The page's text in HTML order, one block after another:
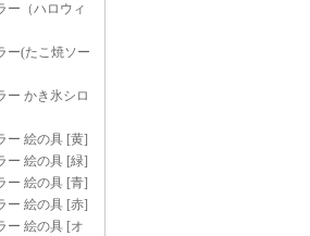
ー（ハロウィ
ー(たこ焼ソー
ー かき氷シロ
ー 絵の具 [黄]
ー 絵の具 [緑]
ー 絵の具 [青]
ー 絵の具 [赤]
ー 絵の具 [オ